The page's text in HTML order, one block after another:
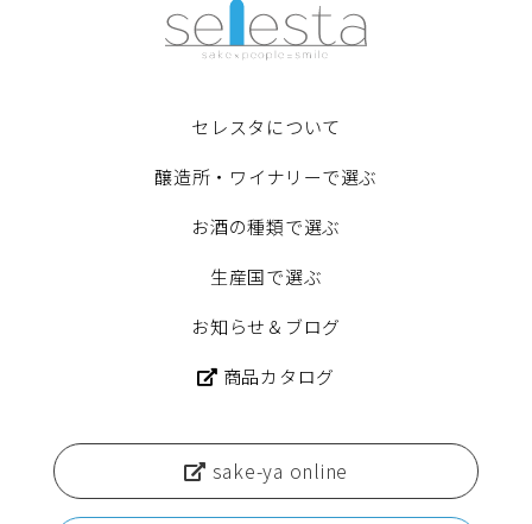
セレスタについて
醸造所・ワイナリーで選ぶ
お酒の種類で選ぶ
生産国で選ぶ
お知らせ＆ブログ
商品カタログ
sake-ya online